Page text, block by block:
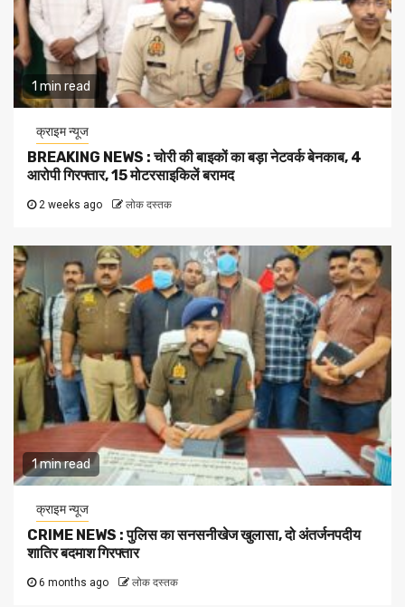
1 min read
क्राइम न्यूज
BREAKING NEWS : चोरी की बाइकों का बड़ा नेटवर्क बेनकाब, 4
आरोपी गिरफ्तार, 15 मोटरसाइकिलें बरामद
2 weeks ago लोक दस्तक
1 min read
क्राइम न्यूज
CRIME NEWS : पुलिस का सनसनीखेज खुलासा, दो अंतर्जनपदीय
शातिर बदमाश गिरफ्तार
6 months ago लोक दस्तक